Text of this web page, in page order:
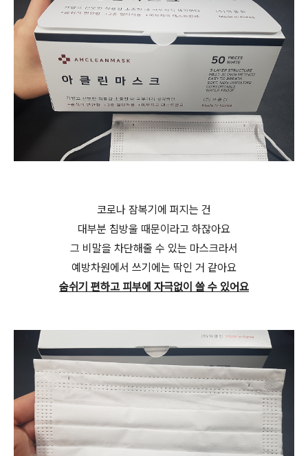
코로나 잠복기에 퍼지는 건
대부분 침방울 때문이라고 하잖아요
그 비말을 차단해줄 수 있는 마스크라서
예방차원에서 쓰기에는 딱인 거 같아요
숨쉬기 편하고 피부에 자극없이 쓸 수 있어요